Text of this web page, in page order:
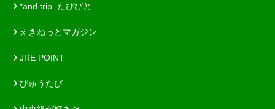
*and trip. たびびと
えきねっとマガジン
JRE POINT
びゅうたび